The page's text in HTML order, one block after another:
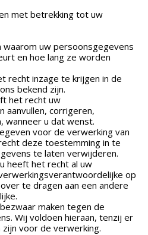
met betrekking tot uw
uw persoonsgegevens
en hoe lang ze worden
recht inzage te krijgen in de
bekend zijn.
het recht uw
aanvullen, corrigeren,
wanneer u dat wenst.
voor de verwerking van
deze toestemming in te
te laten verwijderen.
heeft het recht al uw
op
te dragen aan een andere
maken tegen de
Wij voldoen hieraan, tenzij er
voor de verwerking.